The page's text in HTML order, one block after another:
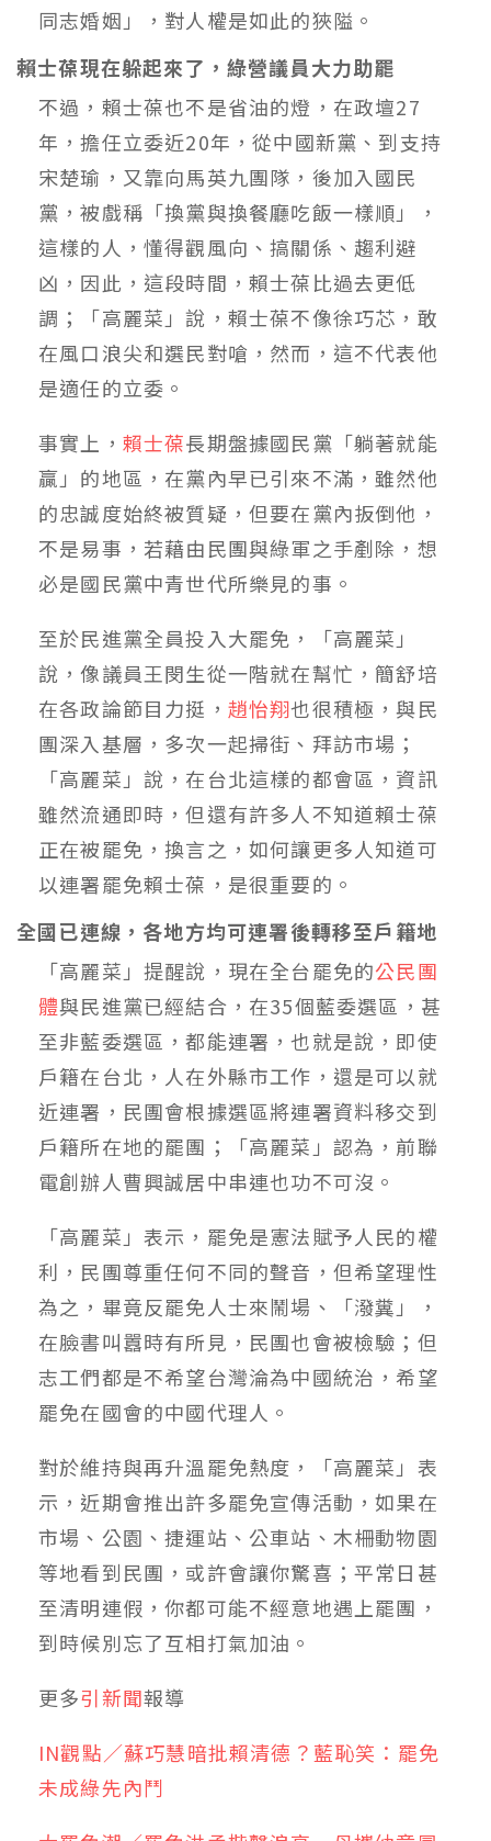
同志婚姻」，對人權是如此的狹隘。
賴士葆現在躲起來了，綠營議員大力助罷
不過，賴士葆也不是省油的燈，在政壇27
年，擔任立委近20年，從中國新黨、到支持
宋楚瑜，又靠向馬英九團隊，後加入國民
黨，被戲稱「換黨與換餐廳吃飯一樣順」，
這樣的人，懂得觀風向、搞關係、趨利避
凶，因此，這段時間，賴士葆比過去更低
調；「高麗菜」說，賴士葆不像徐巧芯，敢
在風口浪尖和選民對嗆，然而，這不代表他
是適任的立委。
事實上， 賴士葆長期盤據國民黨「躺著就能
贏」的地區，在黨內早已引來不滿，雖然他
的忠誠度始終被質疑，但要在黨內扳倒他，
不是易事，若藉由民團與綠軍之手剷除，想
必是國民黨中青世代所樂見的事。
至於民進黨全員投入大罷免，「高麗菜」
說，像議員王閔生從一階就在幫忙，簡舒培
在各政論節目力挺， 趙怡翔也很積極，與民
團深入基層，多次一起掃街、拜訪市場；
「高麗菜」說，在台北這樣的都會區，資訊
雖然流通即時，但還有許多人不知道賴士葆
正在被罷免，換言之，如何讓更多人知道可
以連署罷免賴士葆，是很重要的。
全國已連線，各地方均可連署後轉移至戶籍地
「高麗菜」提醒說，現在全台罷免的公民團
體與民進黨已經結合，在35個藍委選區，甚
至非藍委選區，都能連署，也就是說，即使
戶籍在台北，人在外縣市工作，還是可以就
近連署，民團會根據選區將連署資料移交到
戶籍所在地的罷團；「高麗菜」認為，前聯
電創辦人曹興誠居中串連也功不可沒。
「高麗菜」表示，罷免是憲法賦予人民的權
利，民團尊重任何不同的聲音，但希望理性
為之，畢竟反罷免人士來鬧場、「潑糞」，
在臉書叫囂時有所見，民團也會被檢驗；但
志工們都是不希望台灣淪為中國統治，希望
罷免在國會的中國代理人。
對於維持與再升溫罷免熱度，「高麗菜」表
示，近期會推出許多罷免宣傳活動，如果在
市場、公園、捷運站、公車站、木柵動物園
等地看到民團，或許會讓你驚喜；平常日甚
至清明連假，你都可能不經意地遇上罷團，
到時候別忘了互相打氣加油。
更多引新聞報導
IN觀點／蘇巧慧暗批賴清德？藍恥笑：罷免
未成綠先內鬥